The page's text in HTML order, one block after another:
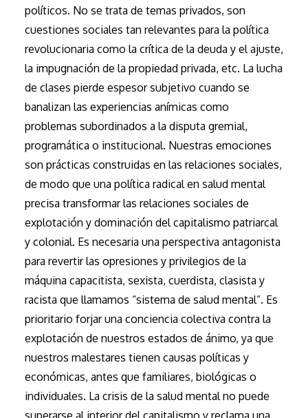
políticos. No se trata de temas privados, son
cuestiones sociales tan relevantes para la política
revolucionaria como la crítica de la deuda y el ajuste,
la impugnación de la propiedad privada, etc. La lucha
de clases pierde espesor subjetivo cuando se
banalizan las experiencias anímicas como
problemas subordinados a la disputa gremial,
programática o institucional. Nuestras emociones
son prácticas construidas en las relaciones sociales,
de modo que una política radical en salud mental
precisa transformar las relaciones sociales de
explotación y dominación del capitalismo patriarcal
y colonial. Es necesaria una perspectiva antagonista
para revertir las opresiones y privilegios de la
máquina capacitista, sexista, cuerdista, clasista y
racista que llamamos “sistema de salud mental”. Es
prioritario forjar una conciencia colectiva contra la
explotación de nuestros estados de ánimo, ya que
nuestros malestares tienen causas políticas y
económicas, antes que familiares, biológicas o
individuales. La crisis de la salud mental no puede
superarse al interior del capitalismo y reclama una